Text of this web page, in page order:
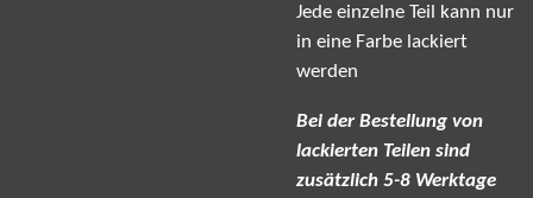
Jede einzelne Teil kann nur
in eine Farbe lackiert
werden
Bei der Bestellung von
lackierten Teilen sind
zusätzlich 5-8 Werktage